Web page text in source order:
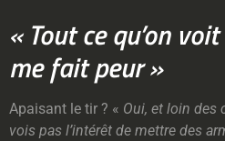
« Tout ce qu’on
me fait peur »
Apaisant le tir ? « Oui, et loin des
vois pas l’intérêt de mettre des